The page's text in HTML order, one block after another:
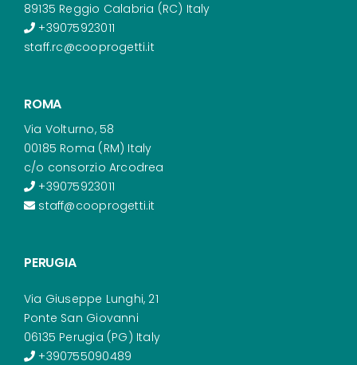
89135 Reggio Calabria (RC) Italy
+39075923011
staff.rc@cooprogetti.it
ROMA
Via Volturno, 58
00185 Roma (RM) Italy
c/o consorzio Arcodrea
+39075923011
staff@cooprogetti.it
PERUGIA
Via Giuseppe Lunghi, 21
Ponte San Giovanni
06135 Perugia (PG) Italy
+390755090489